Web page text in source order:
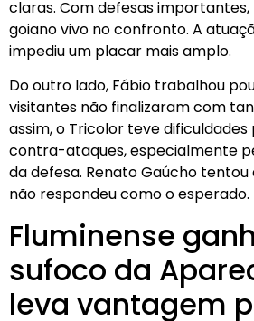
claras. Com defesas
goiano vivo no confronto. A
impediu um placar mais amplo.
Do outro lado, Fábio trabalhou
visitantes não finalizaram com
assim, o Tricolor teve
contra-ataques, especialmente
da defesa. Renato Gaúcho tentou
não respondeu como o esperado.
Fluminense
sufoco da
leva vantagem